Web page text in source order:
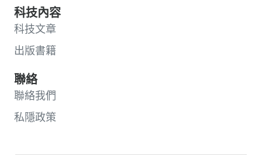
科技內容
科技文章
出版書籍
聯絡
聯絡我們
私隱政策